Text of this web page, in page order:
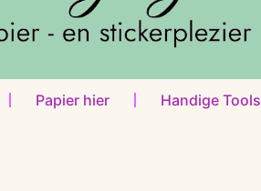
Papier hier Handige Tools